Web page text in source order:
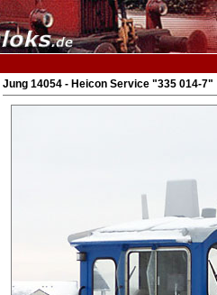
Jung 14054 - Heicon Service "335 014-7"